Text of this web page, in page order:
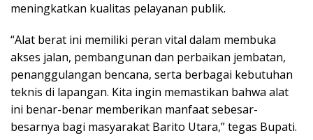
meningkatkan kualitas pelayanan publik.
“Alat berat ini memiliki peran vital dalam membuka
akses jalan, pembangunan dan perbaikan jembatan,
penanggulangan bencana, serta berbagai kebutuhan
teknis di lapangan. Kita ingin memastikan bahwa alat
ini benar-benar memberikan manfaat sebesar-
besarnya bagi masyarakat Barito Utara,” tegas Bupati.